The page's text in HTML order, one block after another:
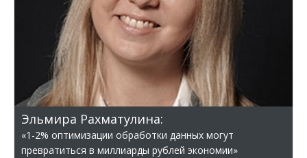
Эльмира Рахматулина:
«1-2% оптимизации обработки данных могут
превратиться в миллиарды рублей экономии»